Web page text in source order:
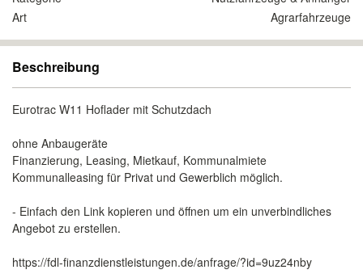
Art
Agrarfahrzeuge
Beschreibung
Eurotrac W11 Hoflader mit Schutzdach
ohne Anbaugeräte
Finanzierung, Leasing, Mietkauf, Kommunalmiete
Kommunalleasing für Privat und Gewerblich möglich.
- Einfach den Link kopieren und öffnen um ein unverbindliches
Angebot zu erstellen.
https://fdl-finanzdienstleistungen.de/anfrage/?id=9uz24nby